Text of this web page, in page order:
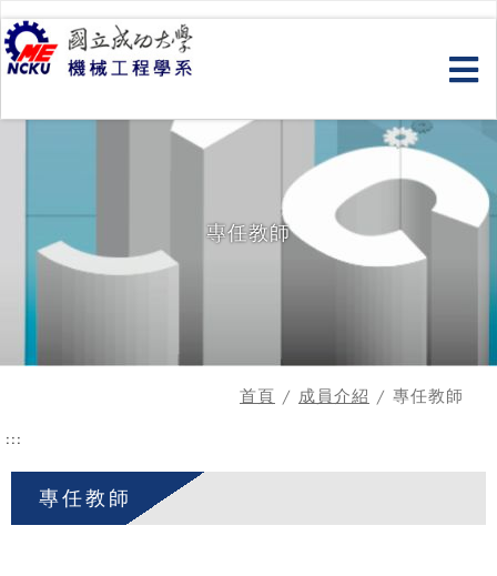
跳
到
主
要
容
專任教師
首頁 / 成員介紹 / 專任教師
:::
專任教師